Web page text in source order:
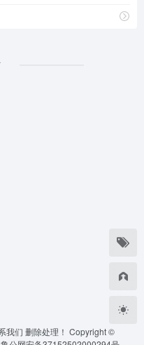
我们 删除处理！ Copyright ©